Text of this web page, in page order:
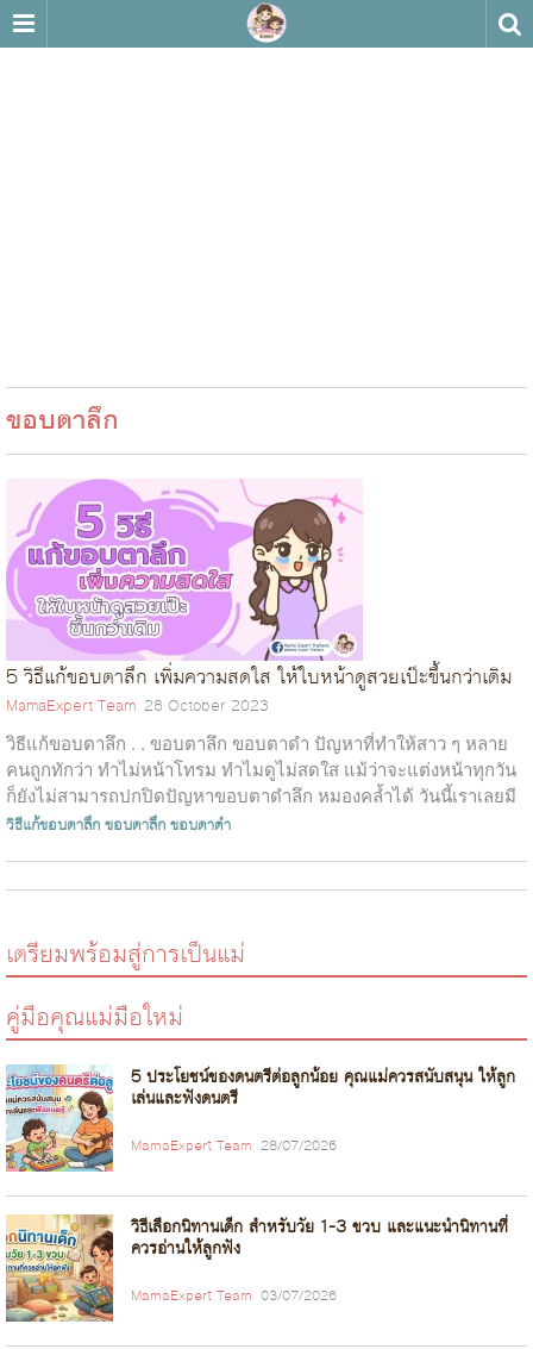
ขอบตาลึก
5 วิธีแก้ขอบตาลึก เพิ่มความสดใส ให้ใบหน้าดูสวยเป๊ะขึ้นกว่าเดิม
MamaExpert Team 28 October 2023
วิธีแก้ขอบตาลึก . . ขอบตาลึก ขอบตาดำ ปัญหาที่ทำให้สาว ๆ หลาย
คนถูกทักว่า ทำไม่หน้าโทรม ทำไมดูไม่สดใส แม้ว่าจะแต่งหน้าทุกวัน
ก็ยังไม่สามารถปกปิดปัญหาขอบตาดำลึก หมองคล้ำได้ วันนี้เราเลยมี
วิธีแก้ขอบ...
วิธีแก้ขอบตาลึกขอบตาลึกขอบตาดำ
เตรียมพร้อมสู่การเป็นแม่
คู่มือคุณแม่มือใหม่
5 ประโยชน์ของดนตรีต่อลูกน้อย คุณแม่ควรสนับสนุน ให้ลูก
เล่นและฟังดนตรี
MamaExpert Team 28/07/2026
วิธีเลือกนิทานเด็ก สำหรับวัย 1-3 ขวบ และแนะนำนิทานที่
ควรอ่านให้ลูกฟัง
MamaExpert Team 03/07/2026